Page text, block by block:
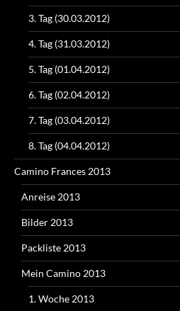
3. Tag (30.03.2012)
4. Tag (31.03.2012)
5. Tag (01.04.2012)
6. Tag (02.04.2012)
7. Tag (03.04.2012)
8. Tag (04.04.2012)
Camino Frances 2013
Anreise 2013
Bilder 2013
Packliste 2013
Mein Camino 2013
1. Woche 2013